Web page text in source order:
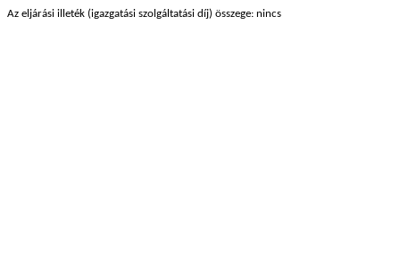
Az eljárási illeték (igazgatási szolgáltatási díj) összege: nincs